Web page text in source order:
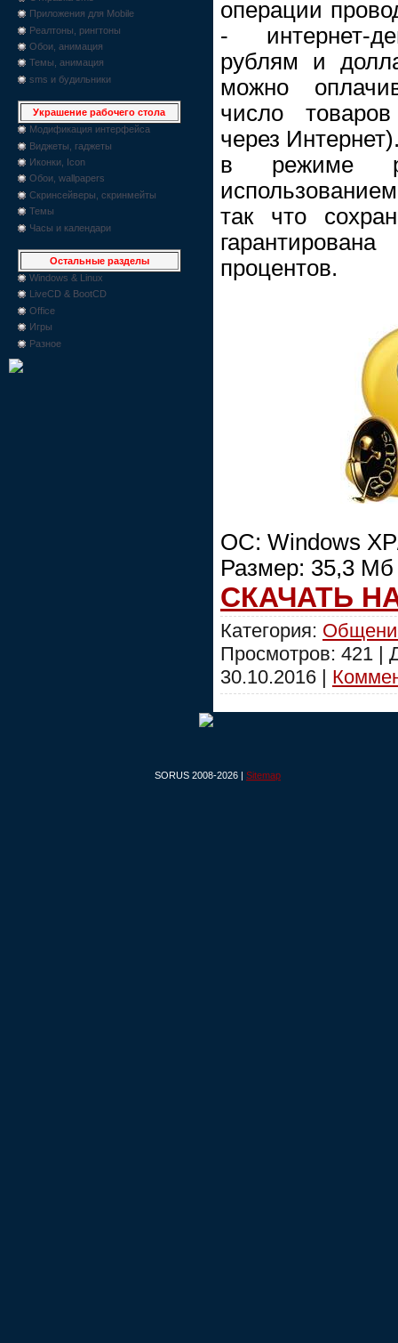
Приложения для Mobile
Реалтоны, рингтоны
Обои, анимация
Темы, анимация
sms и будильники
Украшение рабочего стола
Модификация интерфейса
Виджеты, гаджеты
Иконки, Icon
Обои, wallpapers
Скринсейверы, скринмейты
Темы
Часы и календари
Остальные разделы
Windows & Linux
LiveCD & BootCD
Office
Игры
Разное
операции
- интернет-
рублям и
можно
число
через
в режиме
так что
процентов.
ОС: Windows
Размер: 35,3 Мб
СКАЧАТЬ
Категория:
Просмотров: 421 |
30.10.2016 |
SORUS 2008-2026 | Sitemap